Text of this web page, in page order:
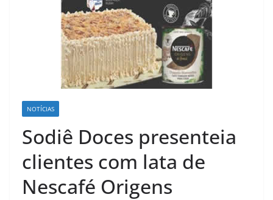
NOTÍCIAS
Sodiê Doces presenteia
clientes com lata de
Nescafé Origens